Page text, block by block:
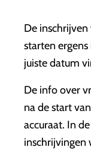
De
starten
juiste datum
De info over
na de start
accuraat. In
inschrijvingen